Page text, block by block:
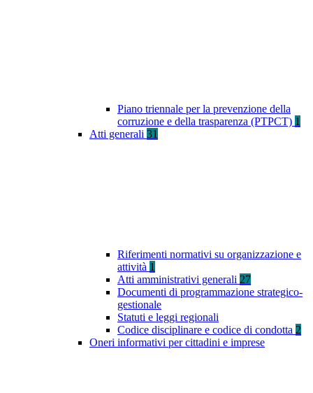
Piano triennale per la prevenzione della
corruzione e della trasparenza (PTPCT) 1
Atti generali 31
Riferimenti normativi su organizzazione e
attività 1
Atti amministrativi generali 27
Documenti di programmazione strategico-
gestionale
Statuti e leggi regionali
Codice disciplinare e codice di condotta 2
Oneri informativi per cittadini e imprese